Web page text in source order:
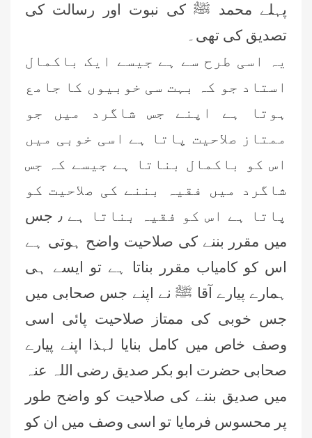
پہلے محمد ﷺ کی نبوت اور رسالت کی
تصدیق کی تھی۔
یہ اسی طرح سے ہے جیسے ایک باکمال
استاد جو کہ بہت سی خوبیوں کا جامع
ہوتا ہے اپنے جس شاگرد میں جو
ممتاز صلاحیت پاتا ہے اسی خوبی میں
اس کو باکمال بناتا ہے جیسے کہ جس
شاگرد میں فقیہ بننے کی صلاحیت کو
پاتا ہے اس کو فقیہ بناتا ہے ٫ جس
میں مقرر بننے کی صلاحیت واضح ہوتی ہے
اس کو کامیاب مقرر بناتا ہے تو ایسے ہی
ہمارے پیارے آقا ﷺ نے اپنے جس صحابی میں
جس خوبی کی ممتاز صلاحیت پائی اسی
وصف خاص میں کامل بنایا لہذا اپنے پیارے
صحابی حضرت ابو بکر صدیق رضی اللہ عنہ
میں صدیق بننے کی صلاحیت کو واضح طور
پر محسوس فرمایا تو اسی وصف میں ان کو